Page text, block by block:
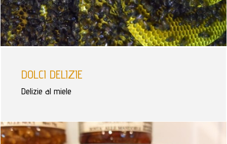
DOLCI DELIZIE
Delizie al miele